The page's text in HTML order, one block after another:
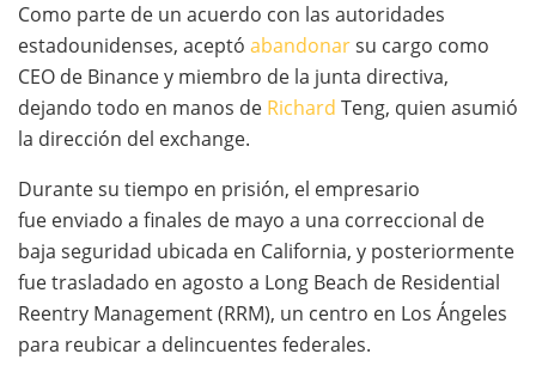
Como parte de un acuerdo con las autoridades
estadounidenses, aceptó abandonarsu cargo como
CEO de Binance y miembro de la junta directiva,
dejando todo en manos de Richard Teng, quien asumió
la dirección del exchange.
Durante su tiempo en prisión, el empresario
fue enviado a finales de mayo a una correccional de
baja seguridad ubicada en California, y posteriormente
fue trasladado en agosto a Long Beach de Residential
Reentry Management (RRM), un centro en Los Ángeles
para reubicar a delincuentes federales.